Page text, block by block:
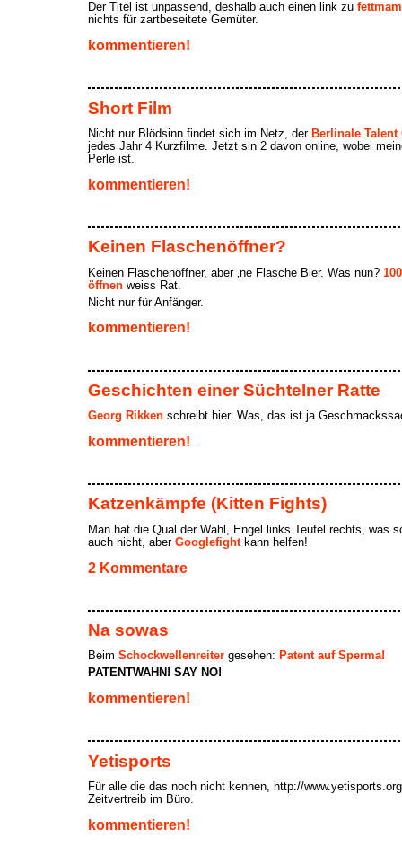
Der Titel ist unpassend, deshalb auch einen link zu
nichts für zartbeseitete Gemüter.
kommentieren!
Short Film
Nicht nur Blödsinn findet sich im Netz, der Berlinale Talent
jedes Jahr 4 Kurzfilme. Jetzt sin 2 davon online, wobei
Perle ist.
kommentieren!
Keinen Flaschenöffner?
Keinen Flaschenöffner, aber ‚ne Flasche Bier. Was nun?
öffnen weiss Rat.
Nicht nur für Anfänger.
kommentieren!
Geschichten einer Süchtelner Ratte
Georg Rikken schreibt hier. Was, das ist ja
kommentieren!
Katzenkämpfe (Kitten Fights)
Man hat die Qual der Wahl, Engel links Teufel rechts, was
auch nicht, aberGooglefightkann helfen!
2 Kommentare
Na sowas
BeimSchockwellenreiter gesehen: Patent auf Sperma!
PATENTWAHN! SAY NO!
kommentieren!
Yetisports
Für alle die das noch nicht kennen, http://
Zeitvertreib im Büro.
kommentieren!